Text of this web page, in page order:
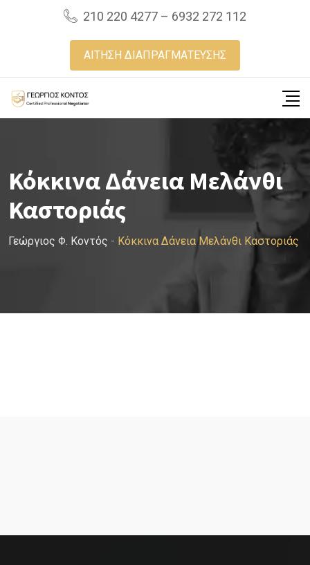
210 220 4277 – 6932 272 112
ΑΙΤΗΣΗ ΔΙΑΠΡΑΓΜΑΤΕΥΣΗΣ
Κόκκινα Δάνεια Μελάνθι
Καστοριάς
Γεώργιος Φ. Κοντός - Κόκκινα Δάνεια Μελάνθι Καστοριάς